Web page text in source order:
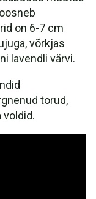
on 6-7 cm
võrkjas
lavendli värvi.
torud,
voldid.